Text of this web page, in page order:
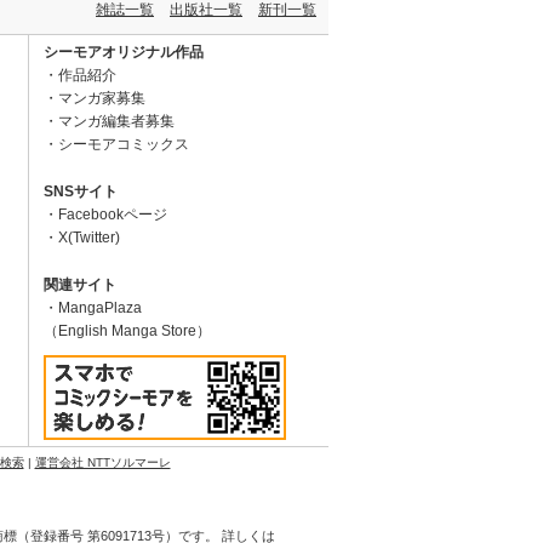
雑誌一覧 出版社一覧 新刊一覧
シーモアオリジナル作品
作品紹介
マンガ家募集
マンガ編集者募集
シーモアコミックス
SNSサイト
Facebookページ
X(Twitter)
関連サイト
MangaPlaza
（English Manga Store）
索| 運営会社 NTTソルマーレ
（登録番号 第6091713号）です。 詳しくは